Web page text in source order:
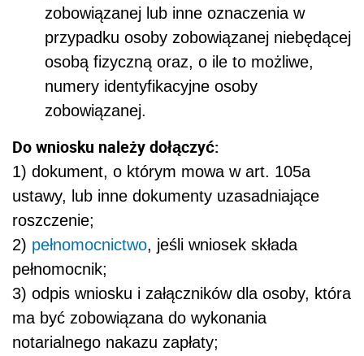
zobowiązanej lub inne oznaczenia w
przypadku osoby zobowiązanej niebędącej
osobą fizyczną oraz, o ile to możliwe,
numery identyfikacyjne osoby
zobowiązanej.
Do wniosku należy dołączyć:
1) dokument, o którym mowa w art. 105a
ustawy, lub inne dokumenty uzasadniające
roszczenie;
2) pełnomocnictwo, jeśli wniosek składa
pełnomocnik;
3) odpis wniosku i załączników dla osoby, która
ma być zobowiązana do wykonania
notarialnego nakazu zapłaty;